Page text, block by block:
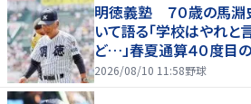
明徳義塾 ７０歳の馬淵
いて語る「学校はやれと
ど…」春夏通算４０度目
淵節”炸裂
2026/08/10 11:58野球